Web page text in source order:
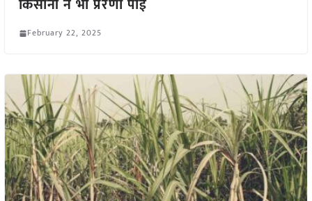
किसानों ने भी प्रेरणा पाई
February 22, 2025